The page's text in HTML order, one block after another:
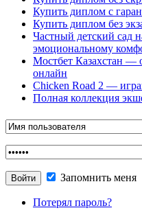
Купить диплом с
Купить диплом без
Частный детский сад
эмоциональному
Мостбет Казахстан —
онлайн
Chicken Road 2 —
Полная коллекция
Запомнить меня
Потерял пароль?